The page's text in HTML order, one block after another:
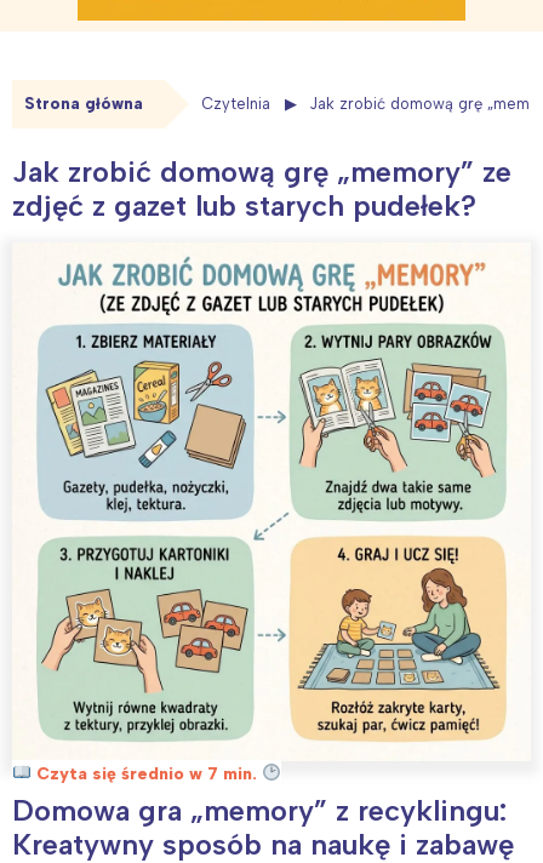
Strona główna Czytelnia Jak zrobić domową grę
Jak zrobić domową grę „memory” ze
zdjęć z gazet lub starych pudełek?
Czyta się średnio w 7 min.
Domowa gra „memory” z recyklingu:
Kreatywny sposób na naukę i zabawę